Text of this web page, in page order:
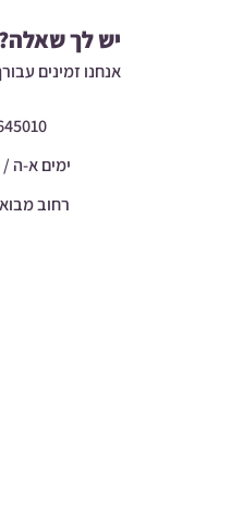
יש לך שאלה?
אנחנו זמינים
ימים א-ה / 09:00-18:00
רחוב מבואות 9א,